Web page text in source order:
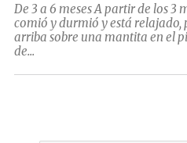
De 3 a 6 meses A partir de los 3
comió y durmió y está relajado,
arriba sobre una mantita en el
de...